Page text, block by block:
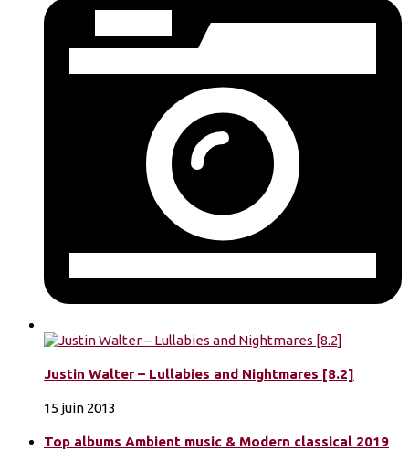
Justin Walter – Lullabies and Nightmares [8.2]
15 juin 2013
Top albums Ambient music & Modern classical 2019